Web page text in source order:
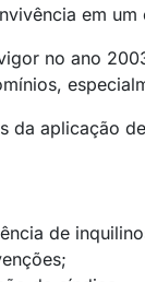
em um
no ano
da aplicação
de